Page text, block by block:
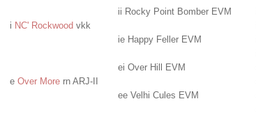
i NC' Rockwood vkk
ii Rocky Point Bomber EVM
ie Happy Feller EVM
e Over Morern ARJ-II
ei Over Hill EVM
ee Velhi Cules EVM